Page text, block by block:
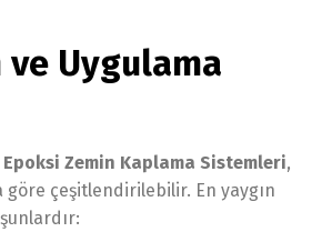
ve Uygulama
Zemin Kaplama Sistemleri,
göre çeşitlendirilebilir. En yaygın